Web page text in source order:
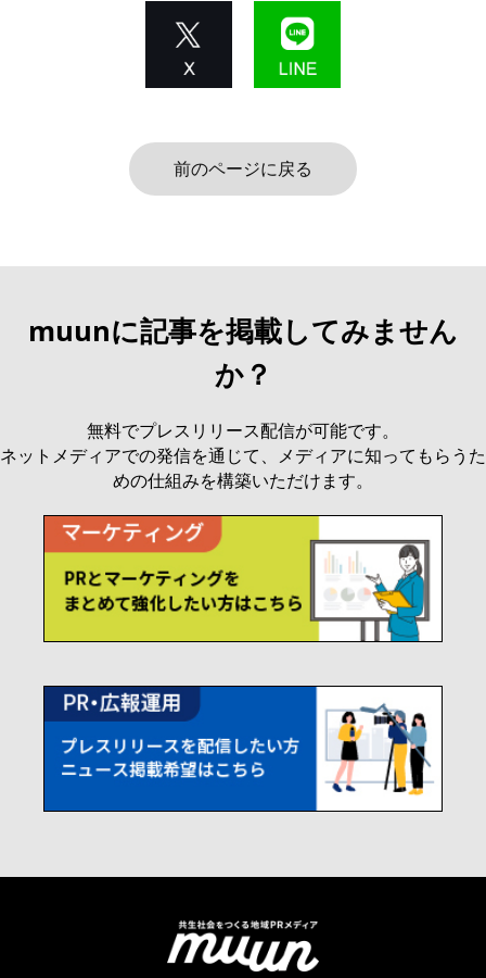
前のページに戻る
muunに記事を掲載してみません
か？
無料でプレスリリース配信が可能です。
ネットメディアでの発信を通じて、メディアに知ってもらうた
めの仕組みを構築いただけます。